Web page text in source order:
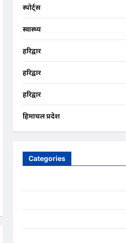
स्पोर्ट्स
स्वास्थ्य
हरिद्वार
हरिद्वार
हरिद्वार
हिमाचल प्रदेश
Categories